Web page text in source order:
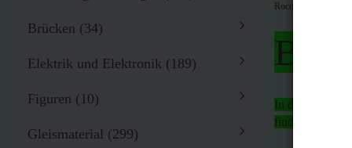
Roco H0 69830
Bitte
In der Zeit
findet
Brücken (34)
Elektrik und Elektronik (189)
Figuren (10)
Gleismaterial (299)